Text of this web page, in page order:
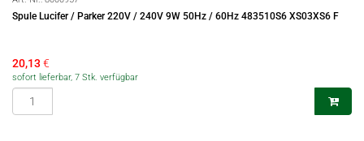
Spule Lucifer / Parker 220V / 240V 9W 50Hz / 60Hz 483510S6 XS03XS6 F
20,13€
sofort lieferbar, 7 Stk. verfügbar